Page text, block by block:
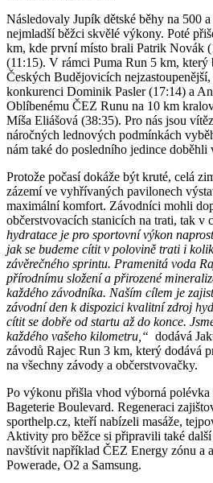
Následovaly Jupík dětské běhy na 500
nejmladší běžci skvělé výkony. Poté
km, kde první místo brali Patrik Novák
(11:15). V rámci Puma Run 5 km, který
Českých Budějovicích
konkurenci Dominik Pasler (17:14) a
Oblíbenému ČEZ Runu na 10 km
Míša Eliášová (38:35). Pro nás jsou
náročných lednových podmínkách
nám také do posledního jedince doběhli
Protože počasí dokáže být kruté, celá
zázemí ve vyhřívaných pavilonech
maximální komfort. Závodníci mohli
občerstvovacích stanicích na trati, tak v
hydratace je pro sportovní výkon
jak se budeme cítit v polovině trati i
závěrečného sprintu. Pramenitá voda
přírodnímu složení a přirozené
každého závodníka. Naším cílem je
závodní den k dispozici kvalitní zdroj
cítit se dobře od startu až do konce.
každého vašeho kilometru,“ dodává
závodů Rajec Run 3 km, který dodává
na všechny závody a občerstvovačky.
Po výkonu přišla vhod výborná polévka
Bageterie Boulevard. Regeneraci
sporthelp.cz, kteří nabízeli masáže,
Aktivity pro běžce si připravili také
navštívit například ČEZ Energy zónu a
Powerade, O2 a Samsung.